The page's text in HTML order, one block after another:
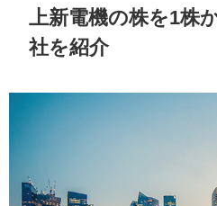
上新電機の株を1株
社を紹介